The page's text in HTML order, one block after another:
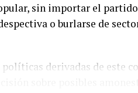
sin importar el
o burlarse de
políticas derivadas de este